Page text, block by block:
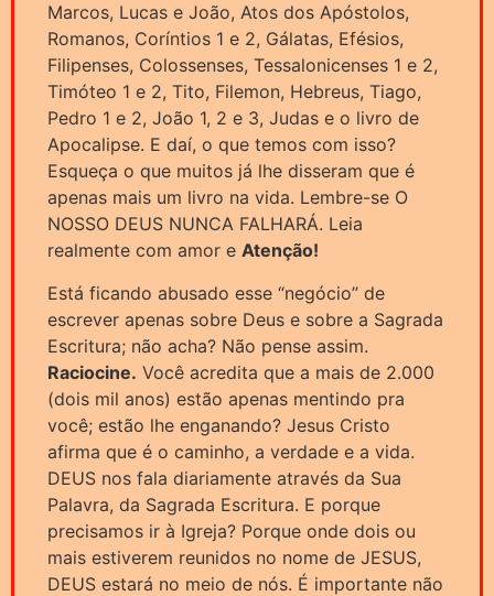
Marcos, Lucas e João, Atos dos Apóstolos,
Romanos, Coríntios 1 e 2, Gálatas, Efésios,
Filipenses, Colossenses, Tessalonicenses 1 e 2,
Timóteo 1 e 2, Tito, Filemon, Hebreus, Tiago,
Pedro 1 e 2, João 1, 2 e 3, Judas e o livro de
Apocalipse. E daí, o que temos com isso?
Esqueça o que muitos já lhe disseram que é
apenas mais um livro na vida. Lembre-se O
NOSSO DEUS NUNCA FALHARÁ. Leia
realmente com amor e Atenção!
Está ficando abusado esse “negócio” de
escrever apenas sobre Deus e sobre a Sagrada
Escritura; não acha? Não pense assim.
Raciocine. Você acredita que a mais de 2.000
(dois mil anos) estão apenas mentindo pra
você; estão lhe enganando? Jesus Cristo
afirma que é o caminho, a verdade e a vida.
DEUS nos fala diariamente através da Sua
Palavra, da Sagrada Escritura. E porque
precisamos ir à Igreja? Porque onde dois ou
mais estiverem reunidos no nome de JESUS,
DEUS estará no meio de nós. É importante não